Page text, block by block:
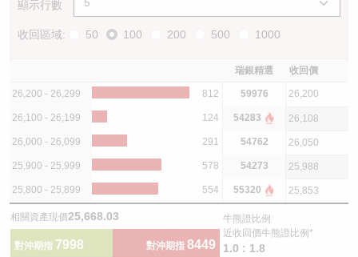
顯示行數
收回區域: 50 100 200 500 1000
瑞銀精選 收回價
26,200 - 26,299 812 59976 26,200
26,100 - 26,199 124 54283 26,108
26,000 - 26,099 291 54762 26,050
25,900 - 25,999 578 54273 25,988
25,800 - 25,899 554 55320 25,853
相關資產現價25,668.03
對沖期指 7998 對沖期指 8449
牛熊證比例
近收回價牛熊證比例*
1.0 : 1.8